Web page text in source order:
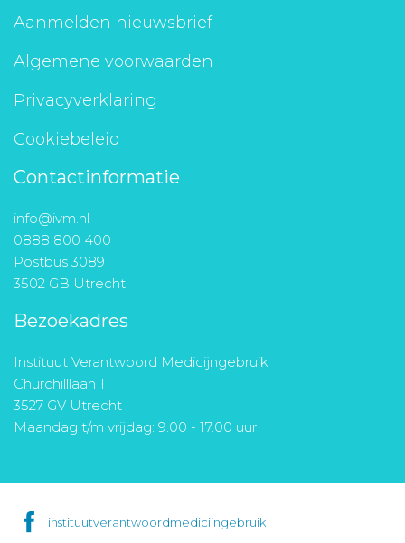
Aanmelden nieuwsbrief
Algemene voorwaarden
Privacyverklaring
Cookiebeleid
Contactinformatie
info@ivm.nl
0888 800 400
Postbus 3089
3502 GB Utrecht
Bezoekadres
Instituut Verantwoord Medicijngebruik
Churchilllaan 11
3527 GV Utrecht
Maandag t/m vrijdag: 9.00 - 17.00 uur
instituutverantwoordmedicijngebruik